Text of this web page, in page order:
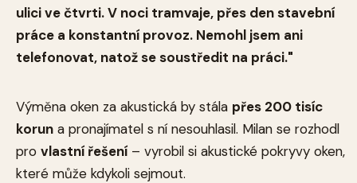
ulici ve čtvrti. V noci tramvaje, přes den stavební
práce a konstantní provoz. Nemohl jsem ani
telefonovat, natož se soustředit na práci."
Výměna oken za akustická by stála přes 200 tisíc
korun a pronajímatel s ní nesouhlasil. Milan se rozhodl
pro vlastní řešení – vyrobil si akustické pokryvy oken,
které může kdykoli sejmout.